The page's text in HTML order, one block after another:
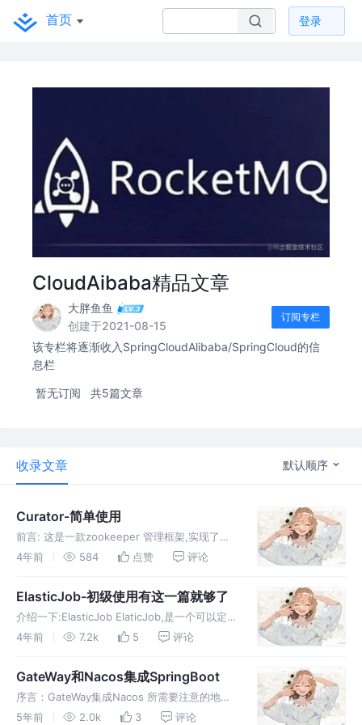
首页 登录
CloudAibaba精品文章
大胖鱼鱼
创建于2021-08-15
订阅专栏
该专栏将逐渐收入SpringCloudAlibaba/SpringCloud的信
息栏
暂无订阅 共5篇文章
收录文章 默认顺序
Curator-简单使用
前言: 这是一款zookeeper 管理框架,实现了自
动重连,安全验证,超时时间,链接重试,等方便管
版本管理 注意: 这里只有一个依赖,如果出现错
4年前 584 点赞 评论
ElasticJob-初级使用有这一篇就够了
介绍一下:ElasticJob ElaticJob,是一个可以定时
任务的框架,提供了作业分片策略,定时任务追综,
能的一个分布式的定时任务框架.注意:该篇节是
4年前 7.2k 5 评论
GateWay和Nacos集成SpringBoot
序言：GateWay集成Nacos 所需要注意的地
方，我觉得第一就是依赖，因为好多依赖是有冲
5年前 2.0k 3 评论